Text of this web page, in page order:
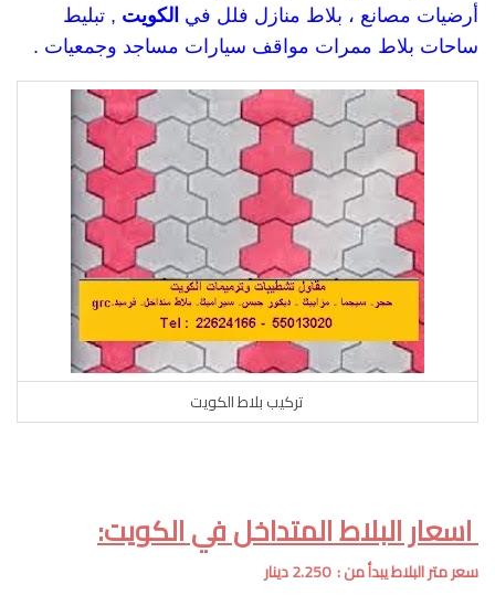
أرضيات مصانع ، بلاط منازل فلل في الكويت , تبليط
ساحات بلاط ممرات مواقف سيارات مساجد وجمعيات .
تركيب بلاط الكويت
اسعار البلاط المتداخل في الكويت:
سعر متر البلاط يبدأ من : 2.250 دينار